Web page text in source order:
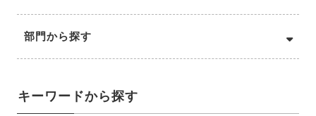
部門から探す
キーワードから探す